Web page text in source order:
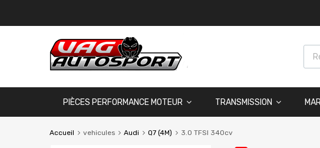
PIÈCES PERFORMANCE MOTEUR TRANSMISSION
Accueil vehicules Audi Q7 (4M) 3.0 TFSI 340cv